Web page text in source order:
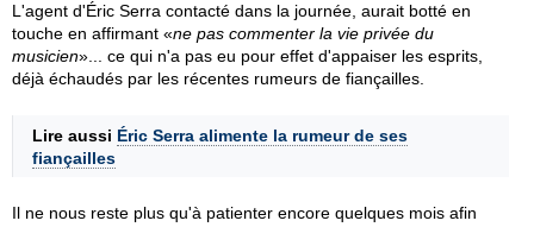
L'agent d'Éric Serra contacté dans la journée, aurait botté en
touche en affirmant «ne pas commenter la vie privée du
musicien»... ce qui n'a pas eu pour effet d'appaiser les esprits,
déjà échaudés par les récentes rumeurs de fiançailles.
Lire aussi Éric Serra alimente la rumeur de ses
fiançailles
Il ne nous reste plus qu'à patienter encore quelques mois afin